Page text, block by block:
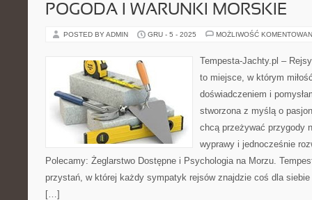
POGODA I WARUNKI MORSKIE
POSTED BY ADMIN GRU - 5 - 2025 MOŻLIWOŚĆ
Tempesta-Jachty.pl –
to miejsce, w którym
doświadczeniem i
stworzona z myślą o
chcą przeżywać przygody
wyprawy i jednocześnie
Polecamy: Żeglarstwo Dostępne i Psychologia na Morzu.
przystań, w której każdy sympatyk rejsów znajdzie coś dla
[…]